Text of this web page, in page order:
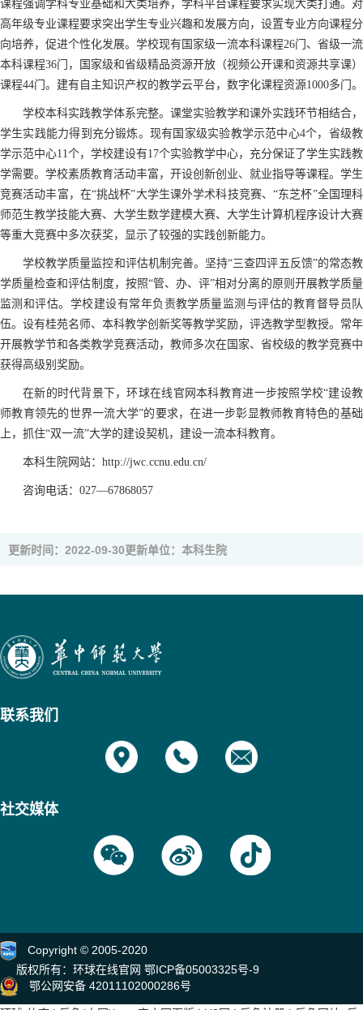
课程强调学科专业基础和大类培养，学科平台课程要求实现大类打通。对
高年级专业课程要求突出学生专业兴趣和发展方向，设置专业方向课程分
向培养，促进个性化发展。学校现有国家级一流本科课程26门、省级一流
本科课程36门，国家级和省级精品资源开放（视频公开课和资源共享课）
课程44门。建有自主知识产权的教学云平台，数字化课程资源1000多门。
学校本科实践教学体系完整。课堂实验教学和课外实践环节相结合，
学生实践能力得到充分锻炼。现有国家级实验教学示范中心4个，省级教
学示范中心11个，学校建设有17个实验教学中心，充分保证了学生实践教
学需要。学校素质教育活动丰富，开设创新创业、就业指导等课程。学生
竞赛活动丰富，在“挑战杯”大学生课外学术科技竞赛、“东芝杯”全国理科
师范生教学技能大赛、大学生数学建模大赛、大学生计算机程序设计大赛
等重大竞赛中多次获奖，显示了较强的实践创新能力。
学校教学质量监控和评估机制完善。坚持“三查四评五反馈”的常态教
学质量检查和评估制度，按照“管、办、评”相对分离的原则开展教学质量
监测和评估。学校建设有常年负责教学质量监测与评估的教育督导员队
伍。设有桂苑名师、本科教学创新奖等教学奖励，评选教学型教授。常年
开展教学节和各类教学竞赛活动，教师多次在国家、省校级的教学竞赛中
获得高级别奖励。
在新的时代背景下，环球在线官网本科教育进一步按照学校“建设教
师教育领先的世界一流大学”的要求，在进一步彰显教师教育特色的基础
上，抓住“双一流”大学的建设契机，建设一流本科教育。
本科生院网站： http://jwc.ccnu.edu.cn/
咨询电话：027—67868057
更新时间：2022-09-30更新单位：本科生院
联系我们
社交媒体
Copyright © 2005-2020
版权所有：环球在线官网 鄂ICP备05003325号-9
鄂公网安备 42011102000286号